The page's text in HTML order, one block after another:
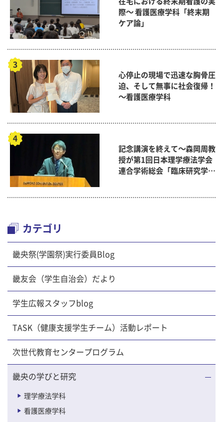
際～ 看護医療学科「終末期
ケア論」
心停止の現場で迅速な胸骨圧
迫、そして無事に社会復帰！
～看護医療学科
記念講演を終えて～森岡周教
授が第1回日本理学療法学会
連合学術総会「臨床研究学術
カテゴリ
畿央祭(学園祭)実行委員Blog
畿友会（学生自治会）だより
学生広報スタッフblog
TASK（健康支援学生チーム）活動レポート
次世代教育センタープログラム
畿央の学びと研究
理学療法学科
看護医療学科